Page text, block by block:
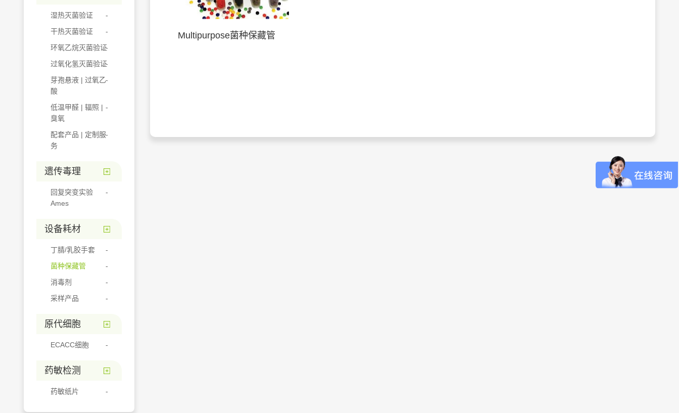
湿热灭菌验证
干热灭菌验证
环氧乙烷灭菌验证
过氧化氢灭菌验证
芽孢悬液 | 过氧乙
酸
低温甲醛 | 辐照 |
臭氧
配套产品 | 定制服
务
遗传毒理
回复突变实验
Ames
设备耗材
丁腈/乳胶手套
菌种保藏管
消毒剂
采样产品
原代细胞
ECACC细胞
药敏检测
药敏纸片
Multipurpose菌种保藏管